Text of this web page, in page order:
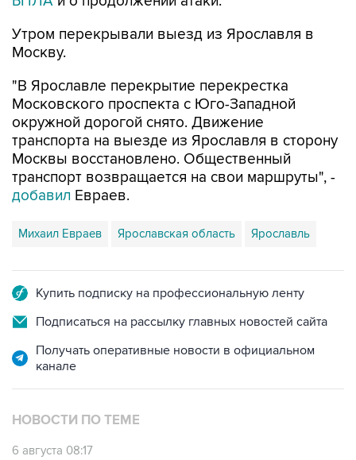
Утром перекрывали выезд из Ярославля в
Москву.
"В Ярославле перекрытие перекрестка
Московского проспекта с Юго-Западной
окружной дорогой снято. Движение
транспорта на выезде из Ярославля в сторону
Москвы восстановлено. Общественный
транспорт возвращается на свои маршруты", -
добавил Евраев.
Михаил Евраев Ярославская область Ярославль
Купить подписку на профессиональную ленту
Подписаться на рассылку главных новостей сайта
Получать оперативные новости в официальном
канале
НОВОСТИ ПО ТЕМЕ
6 августа 08:17